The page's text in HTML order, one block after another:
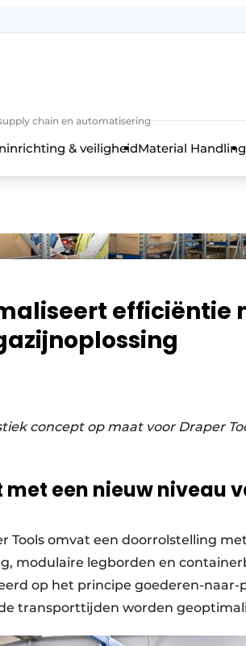
chain en automatisering
& veiligheidMaterial Handling
efficiëntie
concept op maat voor Draper
met een nieuw niveau
Tools omvat een doorrolstelling
modulaire legborden en
op het principe goederen-naar-
transporttijden worden